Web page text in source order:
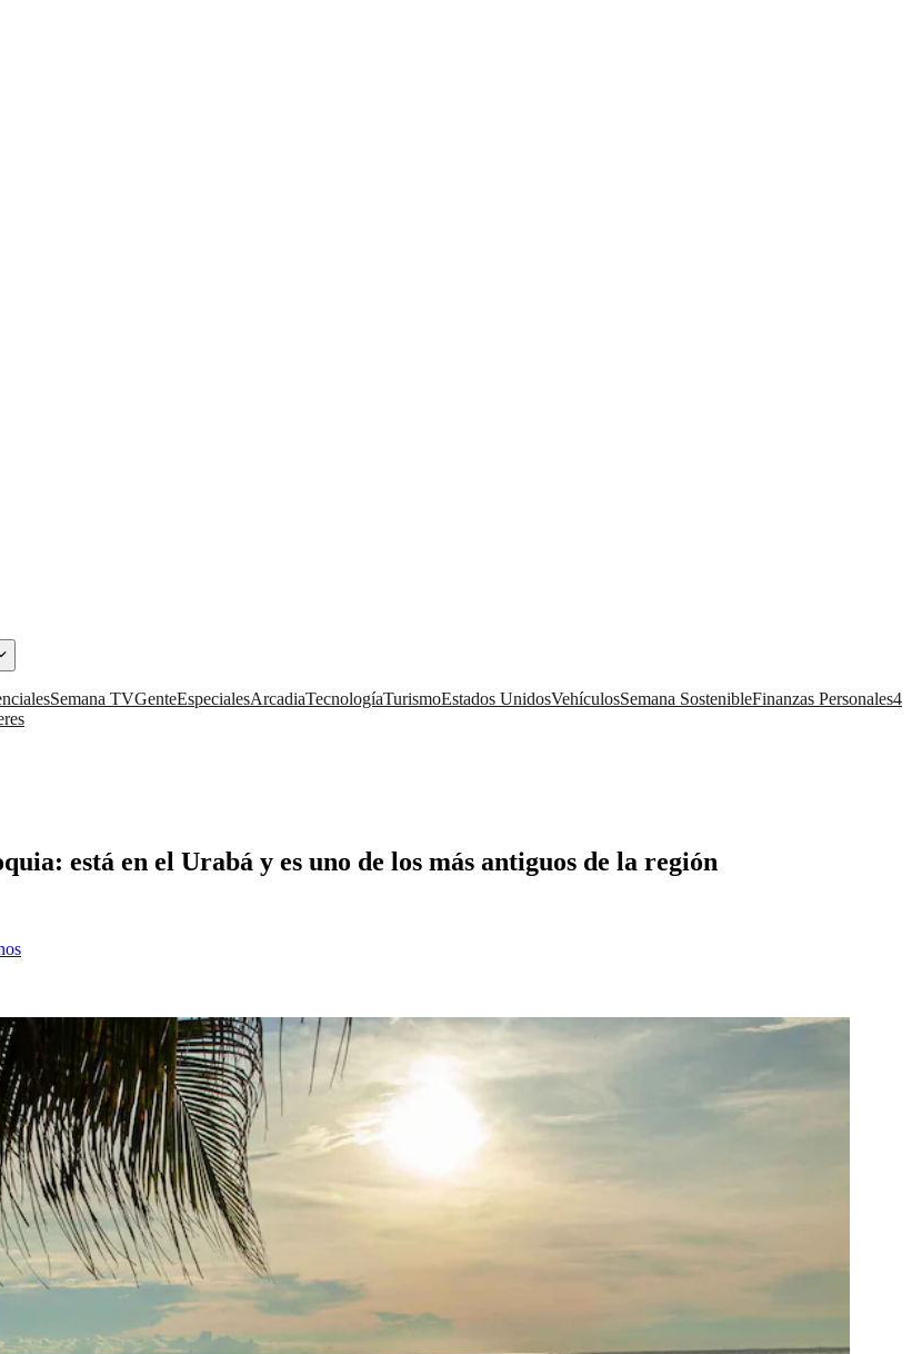
Semana TVGenteEspecialesArcadiaTecnologíaTurismoEstados UnidosVehículosSemana SostenibleFinanzas Personales4
está en el Urabá y es uno de los más antiguos de la región